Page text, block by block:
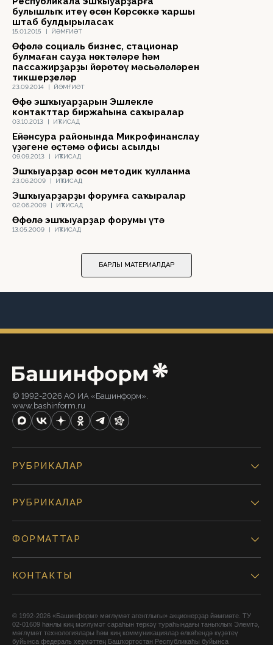
15.01.2015 | ЙӘМҒИӘТ
булышлыҡ итеү өсөн Көрсөккә ҡаршы
штаб булдырыласаҡ
23.09.2014 | ЙӘМҒИӘТ
Өфөлә социаль бизнес, стационар
булмаған сауҙа нөктәләре һәм
пассажирҙарҙы йөрөтөү мәсьәләләрен
тикшерҙеләр
03.10.2013 | ИҠТИСАД
Өфө эшҡыуарҙарын Эшлекле
контакттар биржаһына саҡыралар
09.09.2013 | ИҠТИСАД
Ейәнсура районында Микрофинанслау
үҙәгенең өҫтәмә офисы асылды
23.06.2009 | ИҠТИСАД
Эшҡыуарҙар өсөн методик ҡулланма
02.06.2009 | ИҠТИСАД
Эшҡыуарҙарҙы форумға саҡыралар
13.05.2009 | ИҠТИСАД
Өфөлә эшҡыуарҙар форумы үтә
БАРЛЫҠ МАТЕРИАЛДАР
© 1992-2026 АО ИА «Башинформ».
www.bashinform.ru
РУБРИКАЛАР
РУБРИКАЛАР
ФОРМАТТАР
КОНТАКТЫ
© 1992-2026 «Башинформ» мәғлүмәт агентлығы» акционерҙар йәмғиәте. ТУ
02-01609 һанлы киң мәғлүмәт сараһын теркәү тураһындағы таныҡлыҡ Элемтә,
мәғлүмәт технологиялары һәм киң коммуникациялар өлкәһендә күҙәтеү
буйынса федераль хеҙмәттең Башҡортостан Республикаһы буйынса